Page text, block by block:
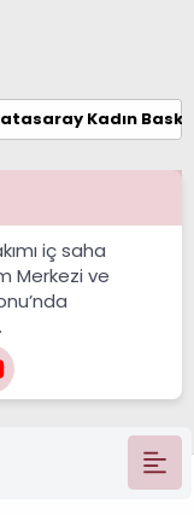
Kadın
iç saha
Merkezi ve